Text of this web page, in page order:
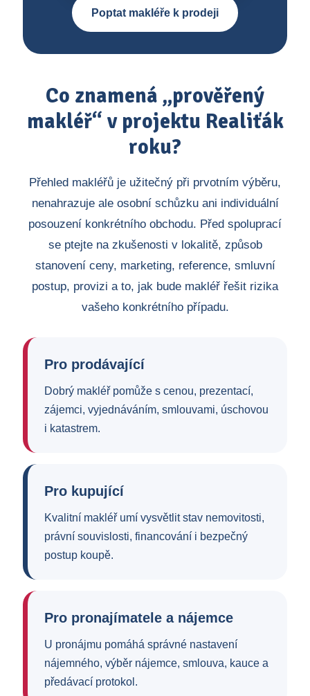
Poptat makléře k prodeji
Co znamená „prověřený
makléř“ v projektu Realiťák
roku?
Přehled makléřů je užitečný při prvotním výběru,
nenahrazuje ale osobní schůzku ani individuální
posouzení konkrétního obchodu. Před spoluprací
se ptejte na zkušenosti v lokalitě, způsob
stanovení ceny, marketing, reference, smluvní
postup, provizi a to, jak bude makléř řešit rizika
vašeho konkrétního případu.
Pro prodávající
Dobrý makléř pomůže s cenou, prezentací,
zájemci, vyjednáváním, smlouvami, úschovou
i katastrem.
Pro kupující
Kvalitní makléř umí vysvětlit stav nemovitosti,
právní souvislosti, financování i bezpečný
postup koupě.
Pro pronajímatele a nájemce
U pronájmu pomáhá správné nastavení
nájemného, výběr nájemce, smlouva, kauce a
předávací protokol.